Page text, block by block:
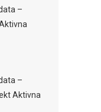
–
–
Aktivna